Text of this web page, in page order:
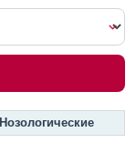
Нозологические